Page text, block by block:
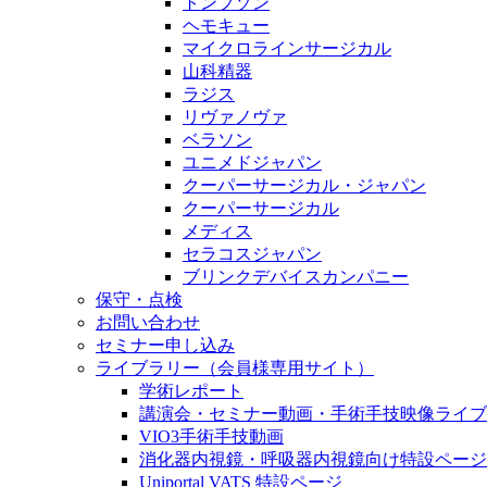
ヘモキュー
マイクロラインサージカル
山科精器
ラジス
リヴァノヴァ
ベラソン
ユニメドジャパン
クーパーサージカル・ジャパン
クーパーサージカル
メディス
セラコスジャパン
ブリンクデバイスカンパニー
保守・点検
お問い合わせ
セミナー申し込み
ライブラリー（会員様専用サイト）
学術レポート
講演会・セミナー動画・手術手技映像ライ
VIO3手術手技動画
消化器内視鏡・呼吸器内視鏡向け特設ページ
Uniportal VATS 特設ページ